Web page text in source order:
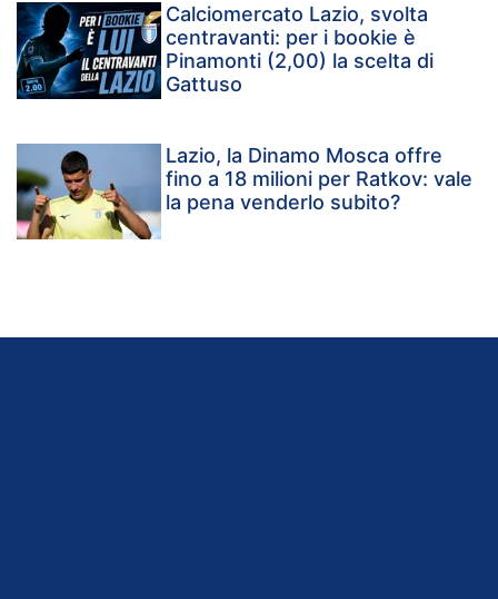
Calciomercato Lazio, svolta
centravanti: per i bookie è
Pinamonti (2,00) la scelta di
Gattuso
Lazio, la Dinamo Mosca offre
fino a 18 milioni per Ratkov: vale
la pena venderlo subito?